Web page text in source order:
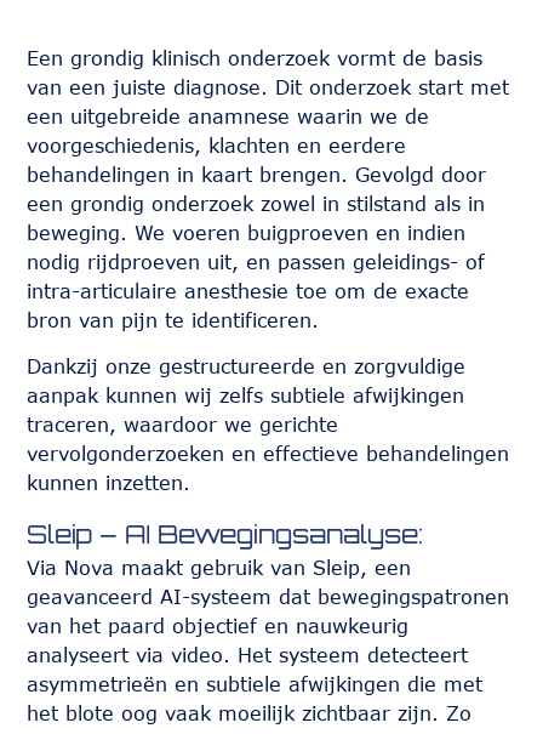
Een grondig klinisch onderzoek vormt de basis
van een juiste diagnose. Dit onderzoek start met
een uitgebreide anamnese waarin we de
voorgeschiedenis, klachten en eerdere
behandelingen in kaart brengen. Gevolgd door
een grondig onderzoek zowel in stilstand als in
beweging. We voeren buigproeven en indien
nodig rijdproeven uit, en passen geleidings- of
intra-articulaire anesthesie toe om de exacte
bron van pijn te identificeren.
Dankzij onze gestructureerde en zorgvuldige
aanpak kunnen wij zelfs subtiele afwijkingen
traceren, waardoor we gerichte
vervolgonderzoeken en effectieve behandelingen
kunnen inzetten.
Sleip – AI Bewegingsanalyse:
Via Nova maakt gebruik van Sleip, een
geavanceerd AI-systeem dat bewegingspatronen
van het paard objectief en nauwkeurig
analyseert via video. Het systeem detecteert
asymmetrieën en subtiele afwijkingen die met
het blote oog vaak moeilijk zichtbaar zijn. Zo